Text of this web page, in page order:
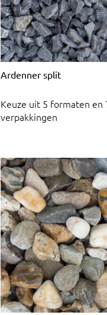
Ardenner split
Keuze uit 5 formaten en
verpakkingen